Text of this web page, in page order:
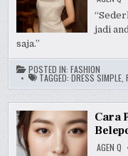
jadi
saja.”
POSTED IN:FASHION
TAGGED:DRESS SIMPLE ,
Cara
AGEN Q